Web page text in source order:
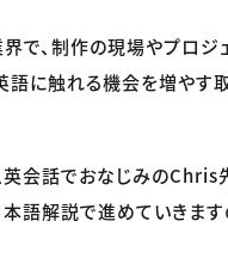
界で、制作の現場やプロジ
語に触れる機会を増やす
英会話でおなじみのChris
語解説で進めていきます